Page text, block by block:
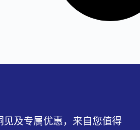
及专属优惠，来自您值得